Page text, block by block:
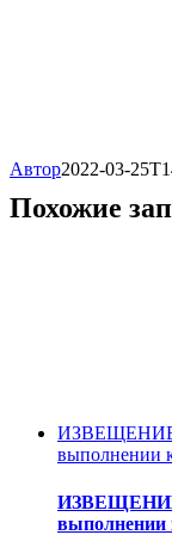
Автор2022-03-
Похожие
ИЗВЕЩЕНИЕ о
выполнении
ИЗВЕЩЕНИЕ о
выполнении